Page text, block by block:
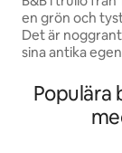
en grön och
Det är
sina antika
färgerna,
Murgia, det
Populära